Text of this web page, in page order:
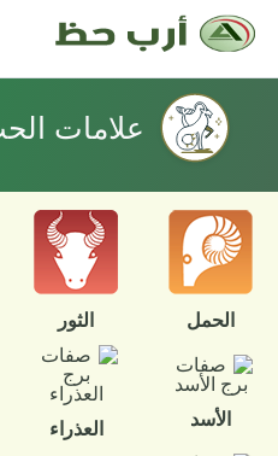
علامات
الحمل الثور
الأسد العذراء